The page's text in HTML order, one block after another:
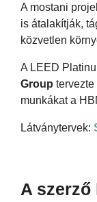
A mostani
is átalakítják,
közvetlen
A LEED
Group
munkákat a
Látványtervek:
A